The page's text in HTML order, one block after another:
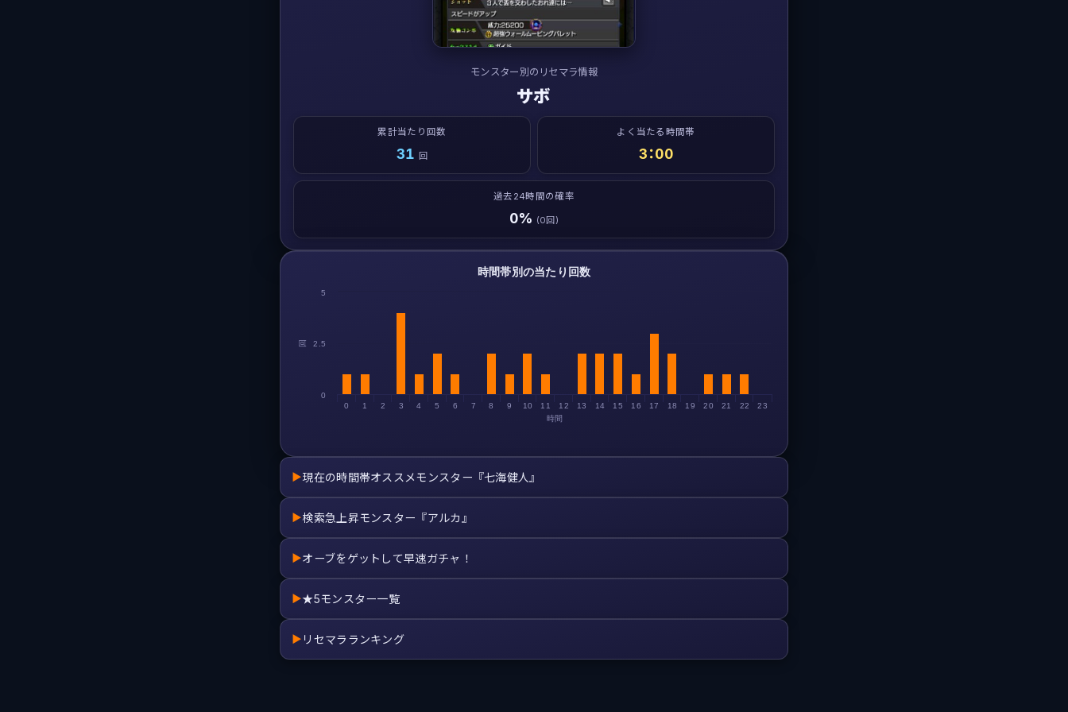
モンスター別のリセマラ情報
サボ
累計当たり回数
31 回
よく当たる時間帯
3：00
過去24時間の確率
0% (0回)
時間
回
時間帯別の当たり回数
0 1 2 3 4 5 6 7 8 9 10 11 12 13 14 15 16 17 18 19 20 21 22 23
0
2.5
5
▶現在の時間帯オススメモンスター『七海健人』
▶検索急上昇モンスター『アルカ』
▶オーブをゲットして早速ガチャ！
▶★5モンスター一覧
▶ リセマラランキング